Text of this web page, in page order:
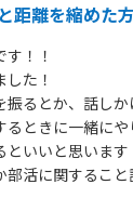
距離を縮めた
！！
た！
るとか、話しか
ときに一緒にや
いいと思います
部活に関するこ